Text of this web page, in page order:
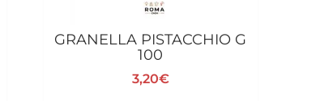
GRANELLA PISTACCHIO G
100
3,20€